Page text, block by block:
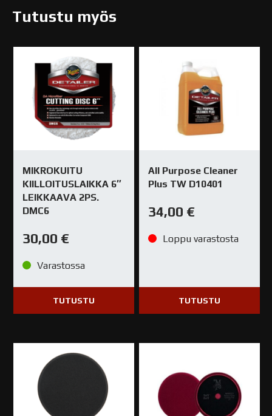
Tutustu myös
MIKROKUITU
KIILLOITUSLAIKKA 6″
LEIKKAAVA 2PS.
DMC6
30,00 €
Varastossa
TUTUSTU
All Purpose Cleaner
Plus TW D10401
34,00 €
Loppu varastosta
TUTUSTU